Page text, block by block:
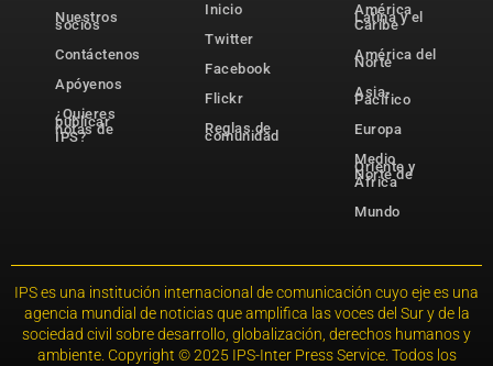
Nuestros
socios
Contáctenos
Apóyenos
¿Quieres
publicar
notas de
IPS?
Inicio
Twitter
Facebook
Flickr
Reglas de
comunidad
América
Latina y el
Caribe
América del
Norte
Asia-
Pacífico
Europa
Medio
Oriente y
Norte de
África
Mundo
IPS es una institución internacional de comunicación cuyo eje es una
agencia mundial de noticias que amplifica las voces del Sur y de la
sociedad civil sobre desarrollo, globalización, derechos humanos y
ambiente. Copyright © 2025 IPS-Inter Press Service. Todos los